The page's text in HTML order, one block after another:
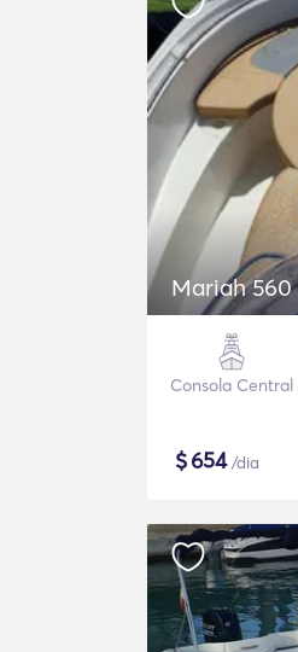
Mariah 560
Consola Central
$654/dia